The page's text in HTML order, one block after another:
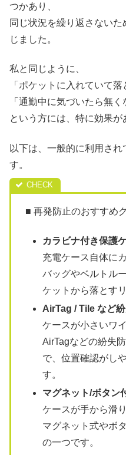
つかあり、
同じ状況を繰り返さない
じました。
私と同じように、
「ポケットに入れていて落
「通勤中に気づいたら無く
という方には、特に効果が
以下は、一般的に利用さ
す。
■ 再発防止のおすすめ
カラビナ付き保護
充電ケース自体に
バッグやベルトル
ケットから落とす
AirTag / Tile など
ケースが小さいワ
AirTagなどの紛失
で、位置確認がし
す。
マグネット/ボタン
ケースが手から滑
マグネット式やボ
の一つです。